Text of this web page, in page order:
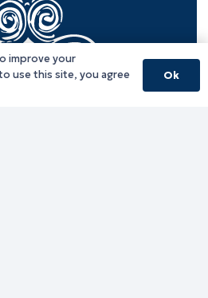
improve your
use this site, you agree
Ok